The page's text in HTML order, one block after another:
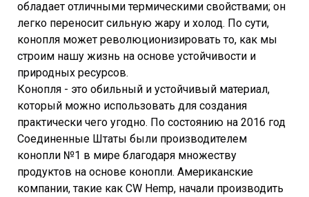
обладает отличными термическими свойствами; он
легко переносит сильную жару и холод. По сути,
конопля может революционизировать то, как мы
строим нашу жизнь на основе устойчивости и
природных ресурсов.
Конопля - это обильный и устойчивый материал,
который можно использовать для создания
практически чего угодно. По состоянию на 2016 год
Соединенные Штаты были производителем
конопли №1 в мире благодаря множеству
продуктов на основе конопли. Американские
компании, такие как CW Hemp, начали производить